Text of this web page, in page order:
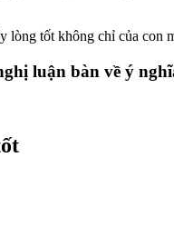
tốt không chỉ của con
luận bàn về ý